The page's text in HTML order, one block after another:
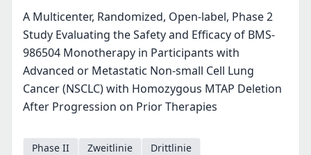
A Multicenter, Randomized, Open-label, Phase 2
Study Evaluating the Safety and Efficacy of BMS-
986504 Monotherapy in Participants with
Advanced or Metastatic Non-small Cell Lung
Cancer (NSCLC) with Homozygous MTAP Deletion
After Progression on Prior Therapies
Phase II Zweitlinie Drittlinie